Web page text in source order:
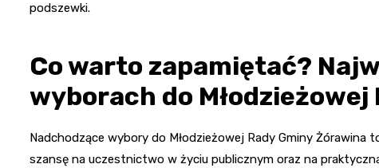
podszewki.
Co warto zapamiętać?
wyborach do
Nadchodzące wybory do Młodzieżowej Rady Gminy
szansę na uczestnictwo w życiu publicznym oraz na